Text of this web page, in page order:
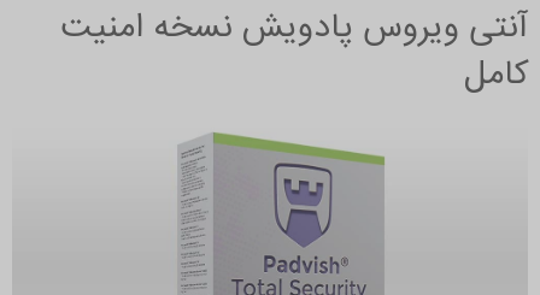
آنتی ویروس پادویش نسخه امنیت
کامل